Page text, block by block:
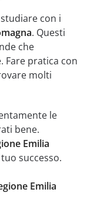
con i
. Questi
che
Fare pratica con
molti
le
bene.
Emilia
successo.
Emilia